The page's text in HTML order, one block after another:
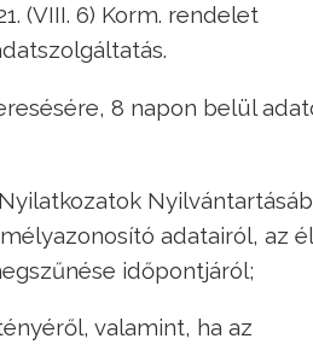
(VIII. 6) Korm. rendelet
8 napon belül
adatairól, az
időpontjáról;
valamint, ha az